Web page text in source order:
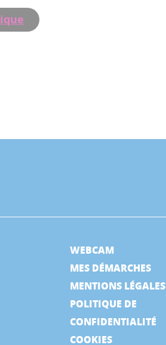
WEBCAM
MES DÉMARCHES
MENTIONS LÉGALES
POLITIQUE DE
CONFIDENTIALITÉ
COOKIES